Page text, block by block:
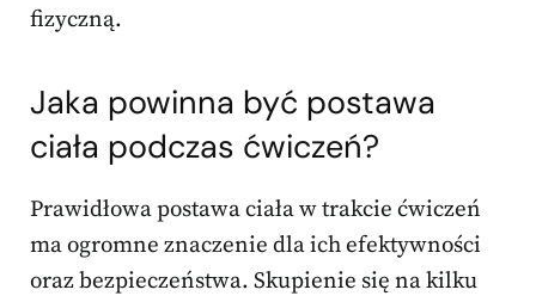
fizyczną.
Jaka powinna być postawa
ciała podczas ćwiczeń?
Prawidłowa postawa ciała w trakcie ćwiczeń
ma ogromne znaczenie dla ich efektywności
oraz bezpieczeństwa. Skupienie się na kilku